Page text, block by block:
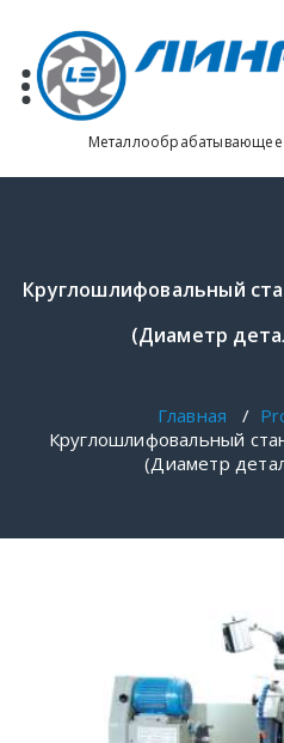
содержимому
Круглошлифовальный
(Диаметр
Главная /
Круглошлифовальный
(Диаметр